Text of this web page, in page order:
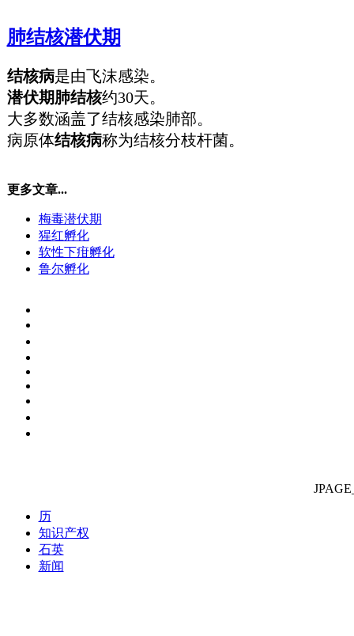
肺结核潜伏期
结核病是由飞沫感染。
潜伏期肺结核约30天。
大多数涵盖了结核感染肺部。
病原体结核病称为结核分枝杆菌。
更多文章...
梅毒潜伏期
猩红孵化
软性下疳孵化
鲁尔孵化
历
知识产权
石英
新闻